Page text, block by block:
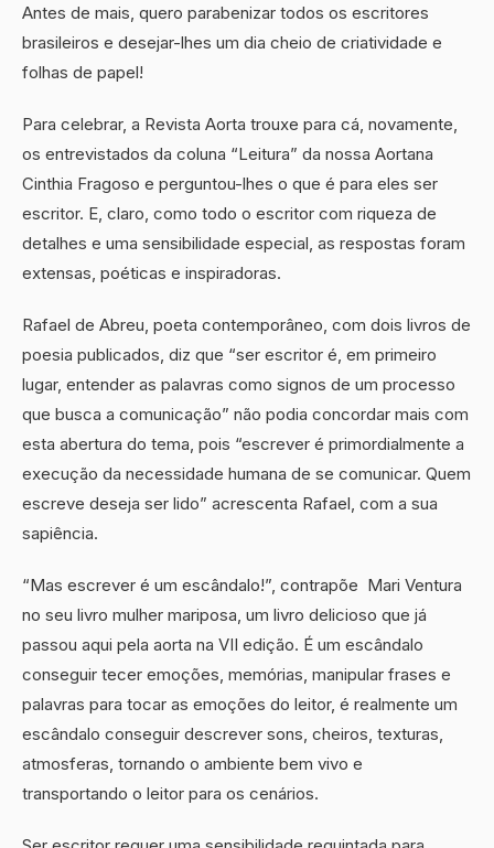
Antes de mais, quero parabenizar todos os escritores
brasileiros e desejar-lhes um dia cheio de criatividade e
folhas de papel!
Para celebrar, a Revista Aorta trouxe para cá, novamente,
os entrevistados da coluna “Leitura” da nossa Aortana
Cinthia Fragoso e perguntou-lhes o que é para eles ser
escritor. E, claro, como todo o escritor com riqueza de
detalhes e uma sensibilidade especial, as respostas foram
extensas, poéticas e inspiradoras.
Rafael de Abreu, poeta contemporâneo, com dois livros de
poesia publicados, diz que “ser escritor é, em primeiro
lugar, entender as palavras como signos de um processo
que busca a comunicação” não podia concordar mais com
esta abertura do tema, pois “escrever é primordialmente a
execução da necessidade humana de se comunicar. Quem
escreve deseja ser lido” acrescenta Rafael, com a sua
sapiência.
“Mas escrever é um escândalo!”, contrapõe Mari Ventura
no seu livro mulher mariposa, um livro delicioso que já
passou aqui pela aorta na VII edição. É um escândalo
conseguir tecer emoções, memórias, manipular frases e
palavras para tocar as emoções do leitor, é realmente um
escândalo conseguir descrever sons, cheiros, texturas,
atmosferas, tornando o ambiente bem vivo e
transportando o leitor para os cenários.